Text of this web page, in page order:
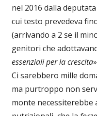
nel 2016 dalla deputata
cui testo prevedeva
(arrivando a 2 se il
genitori che
essenziali per la crescita
Ci sarebbero mille
ma purtroppo non
monte necessiterebbe